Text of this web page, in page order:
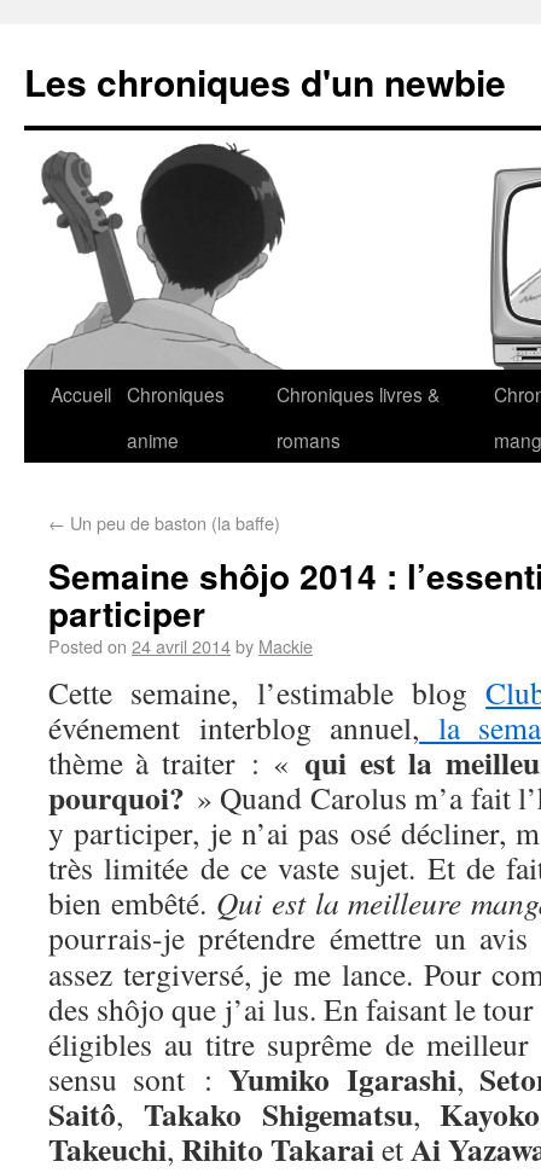
Les chroniques d'un newbie
Accueil Chroniques
anime
Chroniques livres &
romans
← Un peu de baston (la baffe)
Semaine shôjo 2014 :
participer
Posted on 24 avril 2014by Mackie
Cette semaine, l’estimable blog
événement interblog annuel, la
thème à traiter : « qui est la
pourquoi? » Quand Carolus m’a fait
y participer, je n’ai pas osé décliner,
très limitée de ce vaste sujet. Et de
bien embêté. Qui est la meilleure
pourrais-je prétendre émettre un
assez tergiversé, je me lance. Pour
des shôjo que j’ai lus. En faisant le tour
éligibles au titre suprême de
sensu sont :Yumiko Igarashi,
Saitô, Takako Shigematsu,Kayoko
Takeuchi, Rihito TakaraietAi